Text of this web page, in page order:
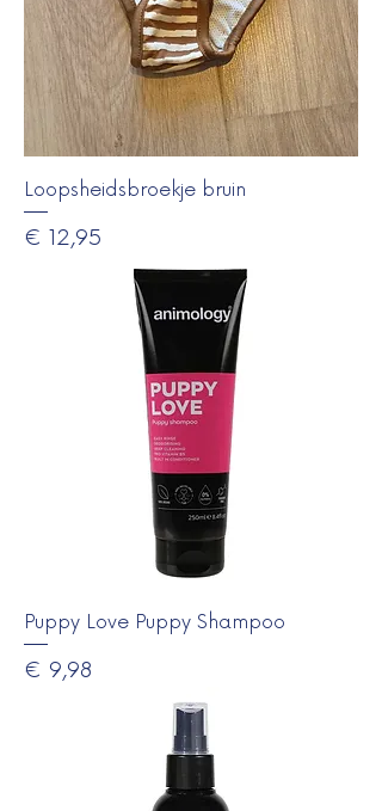
Loopsheidsbroekje bruin
Prijs
€ 12,95
Puppy Love Puppy Shampoo
Prijs
€ 9,98